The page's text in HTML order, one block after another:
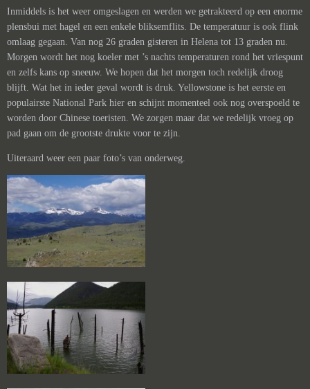
Inmiddels is het weer omgeslagen en werden we getrakteerd op een enorme
plensbui met hagel en een enkele bliksemflits. De temperatuur is ook flink
omlaag gegaan. Van nog 26 graden gisteren in Helena tot 13 graden nu.
Morgen wordt het nog koeler met ’s nachts temperaturen rond het vriespunt
en zelfs kans op sneeuw. We hopen dat het morgen toch redelijk droog
blijft. Wat het in ieder geval wordt is druk. Yellowstone is het eerste en
populairste National Park hier en schijnt momenteel ook nog overspoeld te
worden door Chinese toeristen. We zorgen maar dat we redelijk vroeg op
pad gaan om de grootste drukte voor te zijn.
Uiteraard weer een paar foto’s van onderweg.